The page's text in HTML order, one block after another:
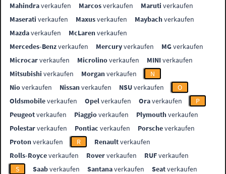
Mahindraverkaufen Marcosverkaufen Maruti verkaufen
Maserati verkaufen Maxusverkaufen Maybachverkaufen
Mazdaverkaufen McLarenverkaufen
Mercedes-Benzverkaufen Mercuryverkaufen MGverkaufen
Microcarverkaufen Microlinoverkaufen MINIverkaufen
Mitsubishi verkaufen Morganverkaufen
N
Nioverkaufen Nissanverkaufen NSUverkaufen
O
Oldsmobileverkaufen Opelverkaufen Oraverkaufen
P
Peugeotverkaufen Piaggioverkaufen Plymouthverkaufen
Polestarverkaufen Pontiac verkaufen Porscheverkaufen
Protonverkaufen R Renaultverkaufen
Rolls-Royceverkaufen Roververkaufen RUFverkaufen
S
Saabverkaufen Santanaverkaufen Seatverkaufen